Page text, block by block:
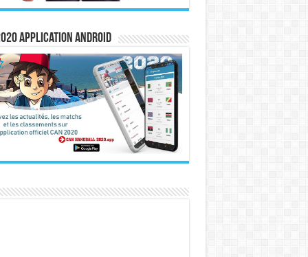
Application Android